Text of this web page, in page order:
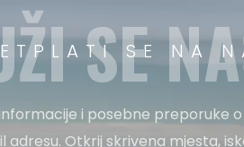
SE NA
SE
i posebne preporuke
adresu. Otkrij skrivena mjesta,